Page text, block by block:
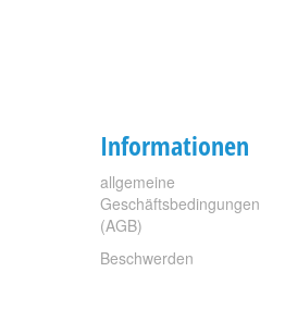
Informationen
allgemeine
Geschäftsbedingungen
(AGB)
Beschwerden